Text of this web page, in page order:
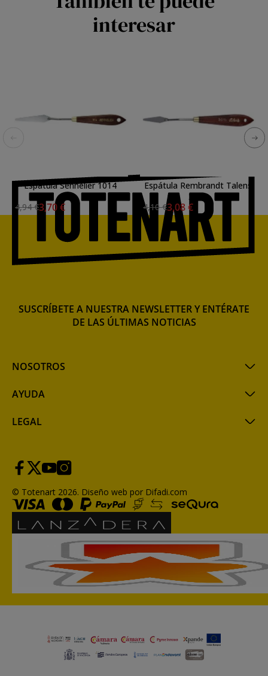
interesar
Espátula Sennelier 1014
4,94 €3,70 €
Espátula Rembrandt Talens
3015
4,10 €3,08 €
NOSOTROS
AYUDA
LEGAL
SUSCRÍBETE A NUESTRA NEWSLETTER Y ENTÉRATE
DE LAS ÚLTIMAS NOTICIAS
© Totenart 2026. Diseño web por Difadi.com